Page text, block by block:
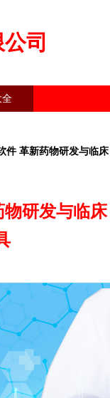
司
全
件 革新药物研发与临床
研发与临床